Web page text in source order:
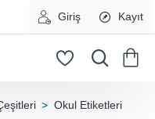
Giriş Kayıt
Okul Etiketleri